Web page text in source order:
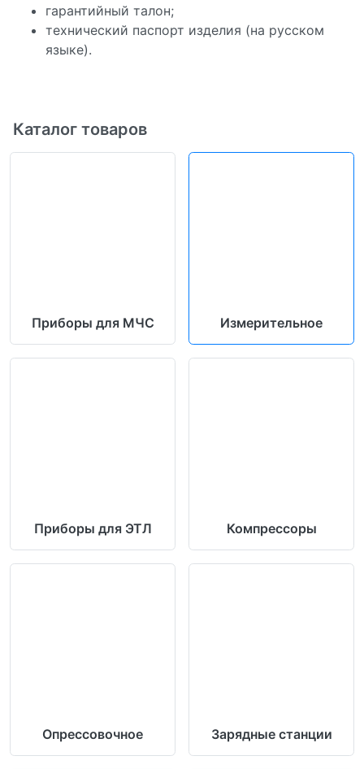
гарантийный талон;
технический паспорт изделия (на русском
языке).
Каталог товаров
Приборы для МЧС Измерительное
Приборы для ЭТЛ Компрессоры
Опрессовочное Зарядные станции